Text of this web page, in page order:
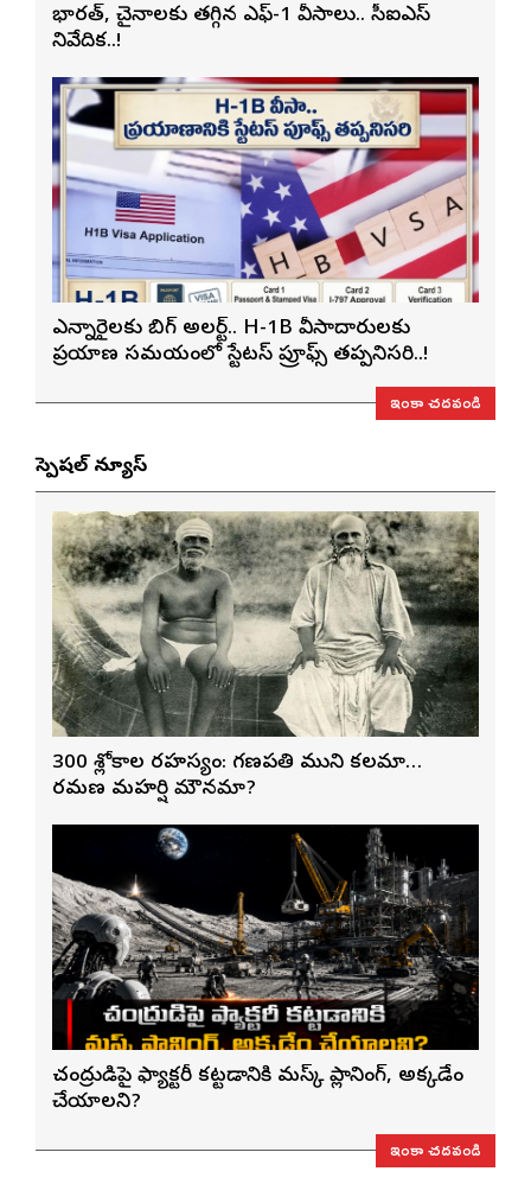
భారత్, చైనాలకు తగ్గిన ఎఫ్-1 వీసాలు.. సీఐఎస్
నివేదిక..!
ఎన్నారైలకు బిగ్ అలర్ట్.. H-1B వీసాదారులకు
ప్రయాణ సమయంలో స్టేటస్ ప్రూఫ్స్ తప్పనిసరి..!
ఇంకా చదవండి
స్పెషల్ న్యూస్
300 శ్లోకాల రహస్యం: గణపతి ముని కలమా…
రమణ మహర్షి మౌనమా?
చంద్రుడిపై ఫ్యాక్టరీ కట్టడానికి మస్క్ ప్లానింగ్, అక్కడేం
చేయాలని?
ఇంకా చదవండి